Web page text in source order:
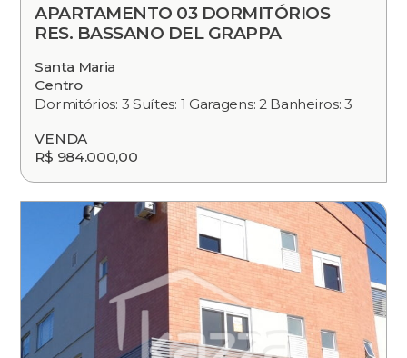
APARTAMENTO 03 DORMITÓRIOS
RES. BASSANO DEL GRAPPA
Santa Maria
Centro
Dormitórios: 3 Suítes: 1 Garagens: 2 Banheiros: 3
VENDA
R$ 984.000,00